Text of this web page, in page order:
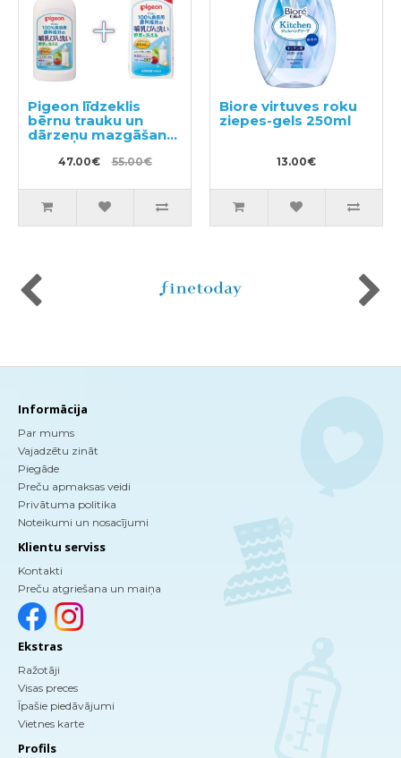
Pigeon līdzeklis
bērnu trauku un
dārzeņu mazgāšanai
ar dozatoru 800ml +
pildviela 1.4l
47.00€ 55.00€
Biore virtuves roku
ziepes-gels 250ml
13.00€
Informācija
Par mums
Vajadzētu zināt
Piegāde
Preču apmaksas veidi
Privātuma politika
Noteikumi un nosacījumi
Klientu serviss
Kontakti
Preču atgriešana un maiņa
Ekstras
Ražotāji
Visas preces
Īpašie piedāvājumi
Vietnes karte
Profils